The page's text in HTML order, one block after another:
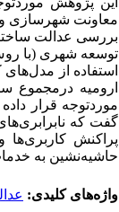
بررسی عدالت
توسعه شهری (با روش
استفاده از
ارومیه درمجموع
موردتوجه قرار
گفت که
پراکنش کاربری‌ها
حاشیه‌نشین به
واژه‌های کلیدی: